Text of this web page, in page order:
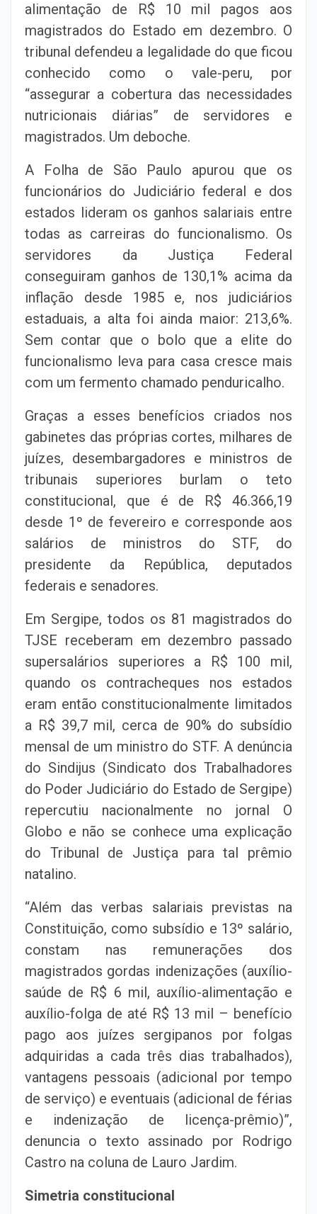
alimentação de R$ 10 mil pagos aos
magistrados do Estado em dezembro. O
tribunal defendeu a legalidade do que ficou
conhecido como o vale-peru, por
“assegurar a cobertura das necessidades
nutricionais diárias” de servidores e
magistrados. Um deboche.
A Folha de São Paulo apurou que os
funcionários do Judiciário federal e dos
estados lideram os ganhos salariais entre
todas as carreiras do funcionalismo. Os
servidores da Justiça Federal
conseguiram ganhos de 130,1% acima da
inflação desde 1985 e, nos judiciários
estaduais, a alta foi ainda maior: 213,6%.
Sem contar que o bolo que a elite do
funcionalismo leva para casa cresce mais
com um fermento chamado penduricalho.
Graças a esses benefícios criados nos
gabinetes das próprias cortes, milhares de
juízes, desembargadores e ministros de
tribunais superiores burlam o teto
constitucional, que é de R$ 46.366,19
desde 1º de fevereiro e corresponde aos
salários de ministros do STF, do
presidente da República, deputados
federais e senadores.
Em Sergipe, todos os 81 magistrados do
TJSE receberam em dezembro passado
supersalários superiores a R$ 100 mil,
quando os contracheques nos estados
eram então constitucionalmente limitados
a R$ 39,7 mil, cerca de 90% do subsídio
mensal de um ministro do STF. A denúncia
do Sindijus (Sindicato dos Trabalhadores
do Poder Judiciário do Estado de Sergipe)
repercutiu nacionalmente no jornal O
Globo e não se conhece uma explicação
do Tribunal de Justiça para tal prêmio
natalino.
“Além das verbas salariais previstas na
Constituição, como subsídio e 13º salário,
constam nas remunerações dos
magistrados gordas indenizações (auxílio-
saúde de R$ 6 mil, auxílio-alimentação e
auxílio-folga de até R$ 13 mil – benefício
pago aos juízes sergipanos por folgas
adquiridas a cada três dias trabalhados),
vantagens pessoais (adicional por tempo
de serviço) e eventuais (adicional de férias
e indenização de licença-prêmio)”,
denuncia o texto assinado por Rodrigo
Castro na coluna de Lauro Jardim.
Simetria constitucional